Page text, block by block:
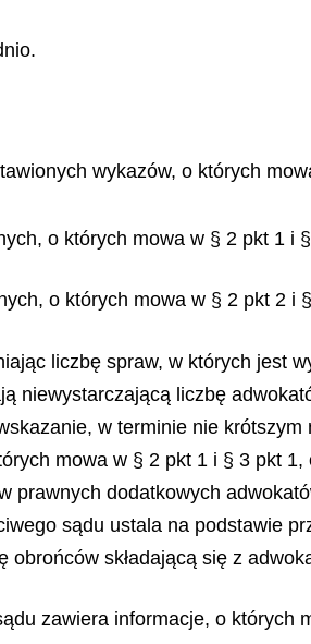
wykazów, o których
o których mowa w § 2 pkt 1 i
o których mowa w § 2 pkt 2 i
liczbę spraw, w których jest
niewystarczającą liczbę
w terminie nie
mowa w § 2 pkt 1 i § 3 pkt
prawnych dodatkowych
sądu ustala na podstawie
obrońców składającą się z
zawiera informacje, o których